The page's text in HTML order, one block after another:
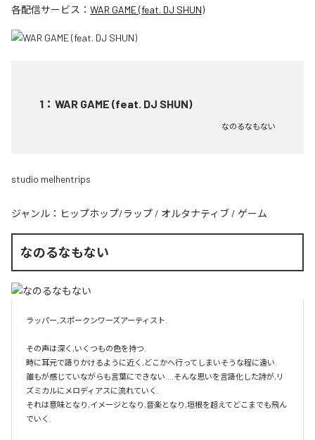
各配信サービス： WAR GAME (feat. DJ SHUN)
1 ： WAR GAME (feat. DJ SHUN)
なのるなもない
studio melhentrips
ジャンル： ヒップホップ/ラップ / オルタナティブ / ゲーム
なのるなもない
ラッパー,スポークンワーズアーティスト.
その声は深く,いくつもの色を持つ.
時に耳元で語りかけるように近く,どこかへ行ってしまいそうな程に遠い.
誰もが感じていながらも言葉にできない....そんな思いを言語化した詩が,リ
ズミカルにメロディアスに流れていく.
それは意味となり,イメージとなり,音楽となり,垣根を超えてどこまでも飛ん
でいく.